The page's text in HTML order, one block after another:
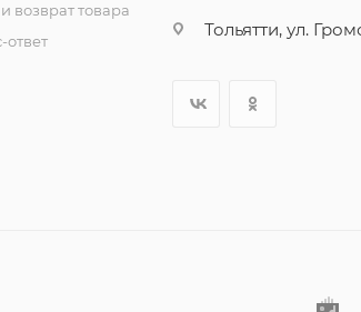
возврат товара
ответ
Тольятти, ул.